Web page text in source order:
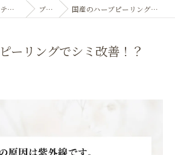
大阪市福島区のエステならbellissimo ブログ 国産のハーブピーリングでシミ改善！？
ーリングでシミ改善！？